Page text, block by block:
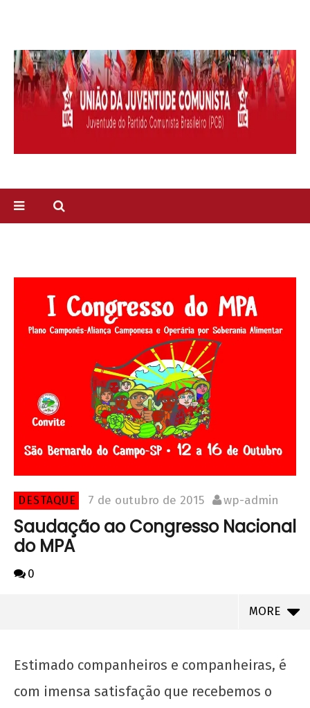
DESTAQUE 7 de outubro de 2015 wp-admin
Saudação ao Congresso Nacional
do MPA
0
MORE
Estimado companheiros e companheiras, é
com imensa satisfação que recebemos o